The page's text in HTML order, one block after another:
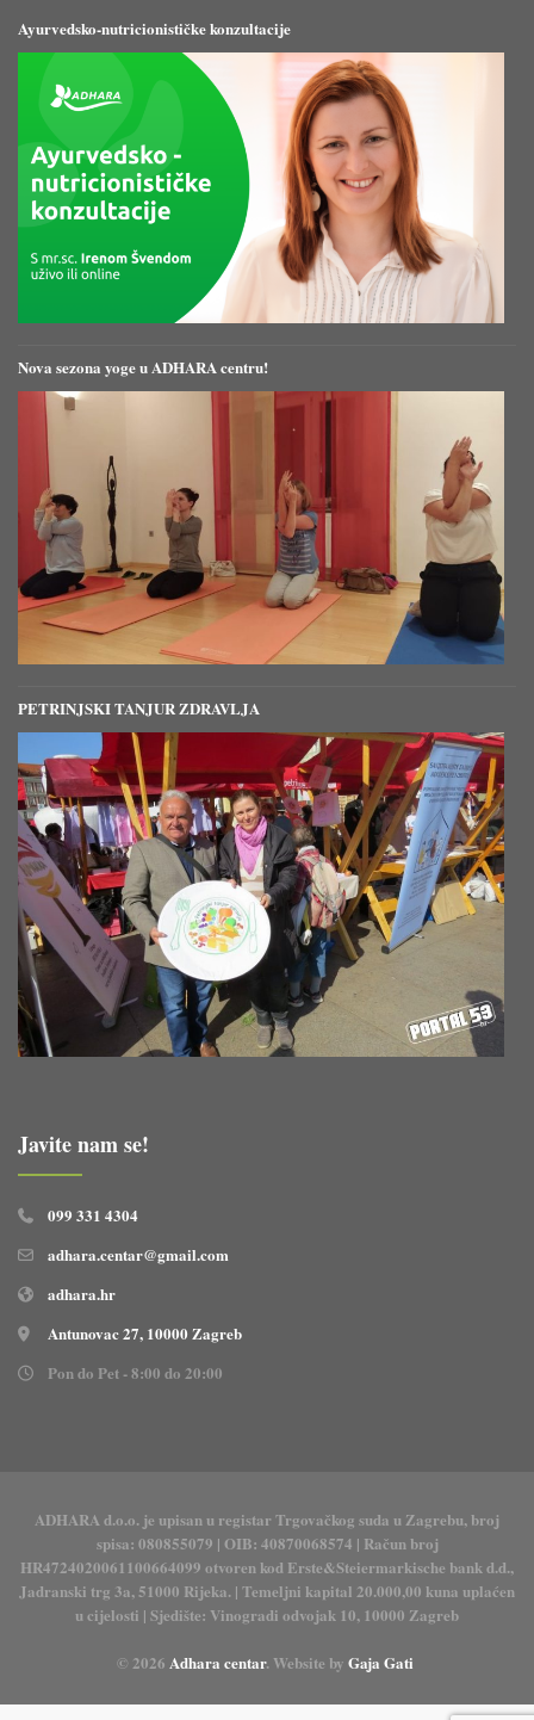
Ayurvedsko-nutricionističke konzultacije
Nova sezona yoge u ADHARA centru!
PETRINJSKI TANJUR ZDRAVLJA
Javite nam se!
099 331 4304
adhara.centar@gmail.com
adhara.hr
Antunovac 27, 10000 Zagreb
Pon do Pet - 8:00 do 20:00
ADHARA d.o.o. je upisan u registar Trgovačkog suda u Zagrebu, broj
spisa: 080855079 | OIB: 40870068574 | Račun broj
HR4724020061100664099 otvoren kod Erste&Steiermarkische bank d.d.,
Jadranski trg 3a, 51000 Rijeka. | Temeljni kapital 20.000,00 kuna uplaćen
u cijelosti | Sjedište: Vinogradi odvojak 10, 10000 Zagreb
© 2026 Adhara centar. Website by Gaja Gati